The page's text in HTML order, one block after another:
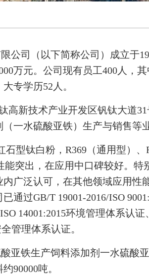
公司（以下简称公司）成立于
万元。公司现有员工400人，其
专学历52人。
高新技术产业开发区钒钛大道
一水硫酸亚铁）生产与销售等
石型钛白粉，R369（通用型）、
能突出，在应用中口碑较好。特
内广泛认可 ，在其他领域应用性
通过GB/T 19001-2016/ISO
14001:2015环境管理体系认证
管理体系认证。
亚铁生产饲料添加剂一水硫酸
90000吨。